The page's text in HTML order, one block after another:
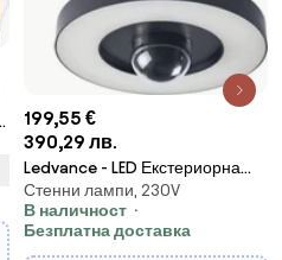
199,55 €
390,29 лв.
Ledvance - LED Екстериорна
лампа със сензор и камера
LED/22W/230V IP44 Wi-Fi
Стенни лампи, 230V
В наличност
Безплатна доставка